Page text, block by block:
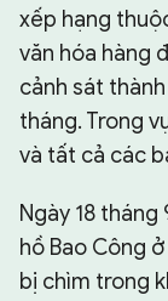
xếp hạng
văn hóa hàng
cảnh sát
tháng. Trong
và tất cả các
Ngày 18 tháng
hồ Bao Công
bị chìm trong